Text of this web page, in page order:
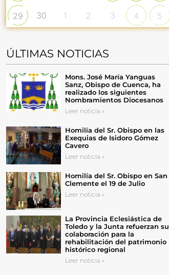
29 30 1 2 3 4 5
ÚLTIMAS NOTICIAS
Mons. José María Yanguas
Sanz, Obispo de Cuenca, ha
realizado los siguientes
Nombramientos Diocesanos
Leer noticia »
Homilía del Sr. Obispo en las
Exequias de Isidoro Gómez
Cavero
Leer noticia »
Homilía del Sr. Obispo en San
Clemente el 19 de Julio
Leer noticia »
La Provincia Eclesiástica de
Toledo y la Junta refuerzan su
colaboración para la
rehabilitación del patrimonio
histórico regional
Leer noticia »